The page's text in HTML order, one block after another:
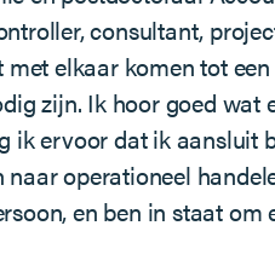
consultant,
elkaar komen tot
zijn. Ik hoor goed
ik ervoor dat ik aansluit
operationeel
en ben in staat